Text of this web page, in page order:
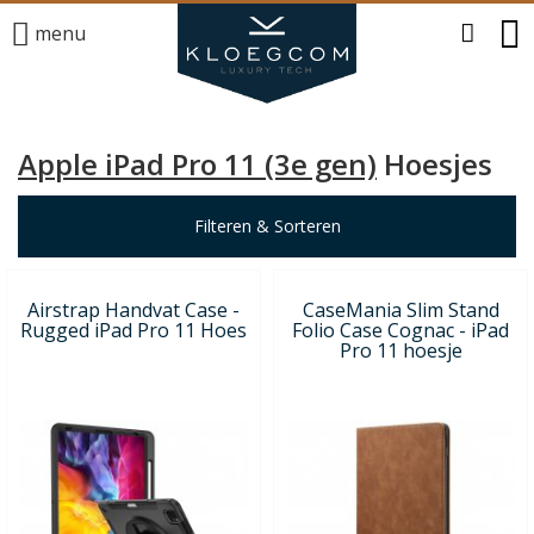
menu
Apple iPad Pro 11 (3e gen) Hoesjes
Filteren & Sorteren
Airstrap Handvat Case -
Rugged iPad Pro 11 Hoes
CaseMania Slim Stand
Folio Case Cognac - iPad
Pro 11 hoesje